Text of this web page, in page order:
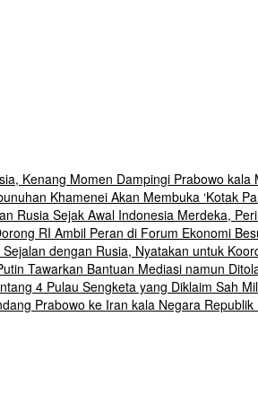
Kenang Momen Dampingi Prabowo
Khamenei Akan Membuka ‘Kotak
Rusia Sejak Awal Indonesia Merdeka,
RI Ambil Peran di Forum Ekonomi
dengan Rusia, Nyatakan untuk
Tawarkan Bantuan Mediasi namun
4 Pulau Sengketa yang Diklaim Sah
Prabowo ke Iran kala Negara